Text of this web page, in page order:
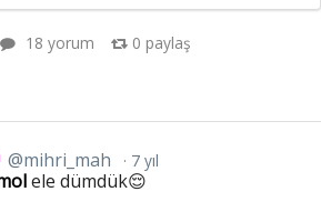
18 yorum 0 paylaş
@mihri_mah 7 yıl
ele dümdük😌